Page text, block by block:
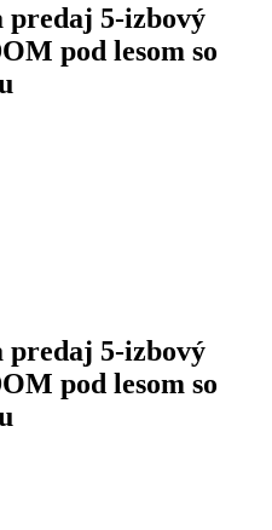
5-izbový
pod lesom so
5-izbový
pod lesom so